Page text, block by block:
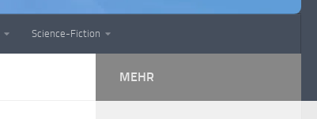
Science-Fiction
MEHR